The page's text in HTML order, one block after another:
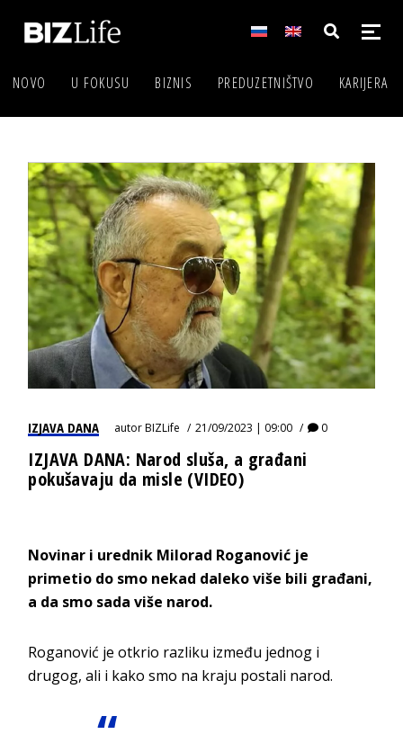
NOVO U FOKUSU BIZNIS PREDUZETNIŠTVO KARIJERA
IZJAVA DANA autorBIZLife 21/09/2023 | 09:00 0
IZJAVA DANA: Narod sluša, a građani
pokušavaju da misle (VIDEO)
Novinar i urednik Milorad Roganović je
primetio do smo nekad daleko više bili građani,
a da smo sada više narod.
Roganović je otkrio razliku između jednog i
drugog, ali i kako smo na kraju postali narod.